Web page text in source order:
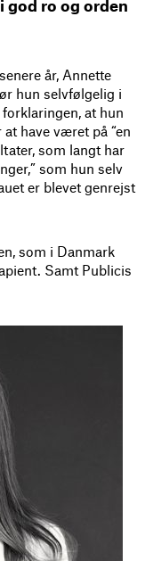
god ro og orden
år, Annette
hun selvfølgelig i
at hun
have været på “en
som langt har
som hun selv
er blevet genrejst
som i Danmark
Samt Publicis